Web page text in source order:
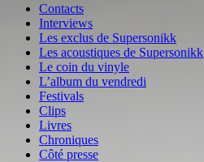
Contacts
Interviews
Les exclus de Supersonikk
Les acoustiques de Supersonikk
Le coin du vinyle
L’album du vendredi
Festivals
Clips
Livres
Chroniques
Côté presse